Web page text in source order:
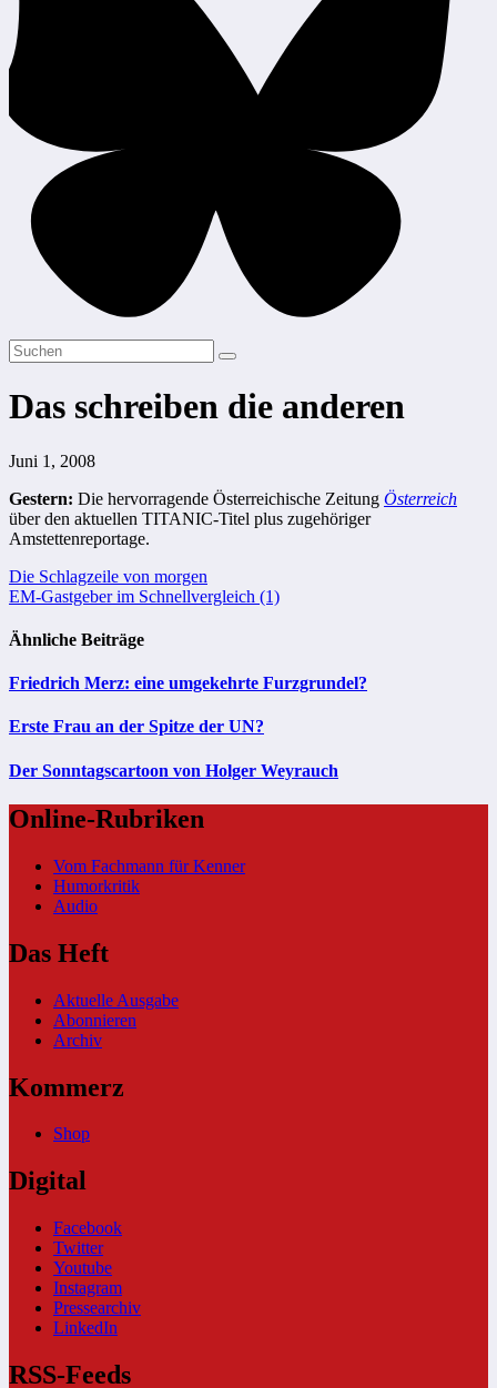
Das schreiben die anderen
Juni 1, 2008
Gestern: Die hervorragende Österreichische Zeitung Österreich
über den aktuellen TITANIC-Titel plus zugehöriger
Amstettenreportage.
Beitragsnavigation
Die Schlagzeile von morgen
EM-Gastgeber im Schnellvergleich (1)
Ähnliche Beiträge
Friedrich Merz: eine umgekehrte Furzgrundel?
Erste Frau an der Spitze der UN?
Der Sonntagscartoon von Holger Weyrauch
Online-Rubriken
Vom Fachmann für Kenner
Humorkritik
Audio
Das Heft
Aktuelle Ausgabe
Abonnieren
Archiv
Kommerz
Shop
Digital
Facebook
Twitter
Youtube
Instagram
Pressearchiv
LinkedIn
RSS-Feeds